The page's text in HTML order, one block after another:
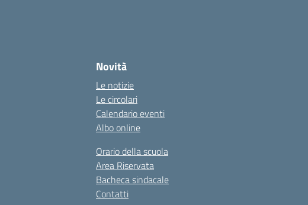
Novità
Le notizie
Le circolari
Calendario eventi
Albo online
Orario della scuola
Area Riservata
Bacheca sindacale
Contatti